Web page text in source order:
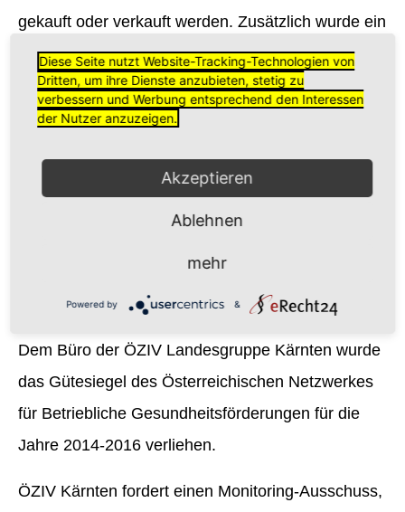
gekauft oder verkauft werden. Zusätzlich wurde ein
Rollstuhlparcoursaufgebaut, um für Barrierefreiheit
zu sensibilisieren.
2014 – der Etappenplan zum Abbau von Barrieren
durch das Land Kärnten startete mit der IST-
Aufnahme.
herausgegeben, die auch Vorteile (Rabatte) beim
Einkauf in diversen Geschäften bietet.
Dem Büro der ÖZIV Landesgruppe Kärnten wurde
das Gütesiegel des Österreichischen Netzwerkes
für Betriebliche Gesundheitsförderungen für die
Jahre 2014-2016 verliehen.
ÖZIV Kärnten fordert einen Monitoring-Ausschuss,
Diese Seite nutzt Website-Tracking-Technologien von
Dritten, um ihre Dienste anzubieten, stetig zu
verbessern und Werbung entsprechend den Interessen
der Nutzer anzuzeigen.
Akzeptieren
Ablehnen
mehr
Powered by &